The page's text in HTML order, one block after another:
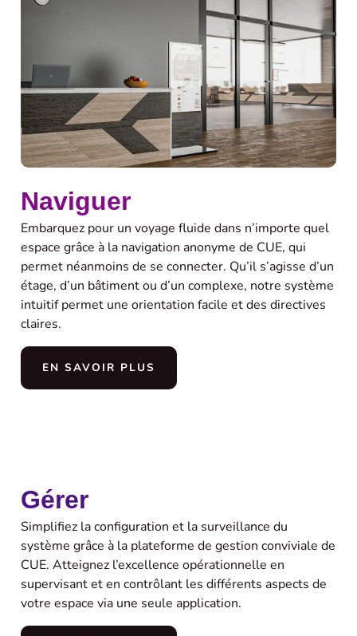
Naviguer
Embarquez pour un voyage fluide dans n’importe quel
espace grâce à la navigation anonyme de CUE, qui
permet néanmoins de se connecter. Qu’il s’agisse d’un
étage, d’un bâtiment ou d’un complexe, notre système
intuitif permet une orientation facile et des directives
claires.
EN SAVOIR PLUS
Gérer
Simplifiez la configuration et la surveillance du
système grâce à la plateforme de gestion conviviale de
CUE. Atteignez l’excellence opérationnelle en
supervisant et en contrôlant les différents aspects de
votre espace via une seule application.